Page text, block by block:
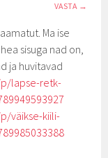
VASTA
Ma ise
sisuga nad on,
ja huvitavad
lapse-retk-
väikse-kiili-